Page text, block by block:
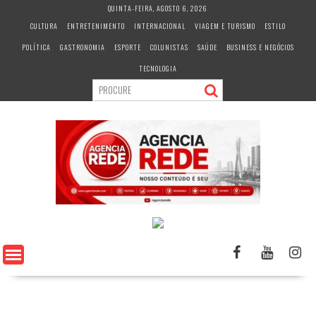
c
QUINTA-FEIRA, AGOSTO 6, 2026
CULTURA
ENTRETENIMENTO INTERNACIONAL VIAGEM E TURISMO
ESTILO
POLÍTICA
GASTRONOMIA ESPORTE COLUNISTAS SAÚDE
BUSINESS E NEGÓCIOS
TECNOLOGIA